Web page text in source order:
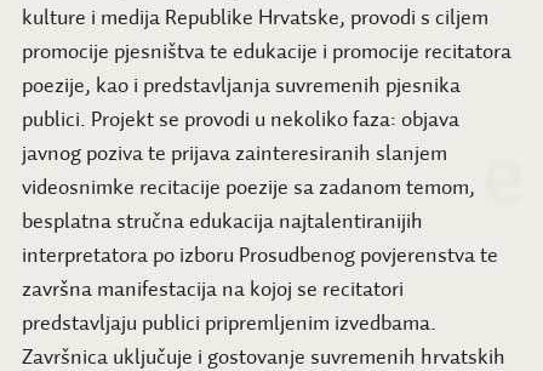
kulture i medija Republike Hrvatske, provodi s ciljem
promocije pjesništva te edukacije i promocije recitatora
poezije, kao i predstavljanja suvremenih pjesnika
publici. Projekt se provodi u nekoliko faza: objava
javnog poziva te prijava zainteresiranih slanjem
videosnimke recitacije poezije sa zadanom temom,
besplatna stručna edukacija najtalentiranijih
interpretatora po izboru Prosudbenog povjerenstva te
završna manifestacija na kojoj se recitatori
predstavljaju publici pripremljenim izvedbama.
Završnica uključuje i gostovanje suvremenih hrvatskih